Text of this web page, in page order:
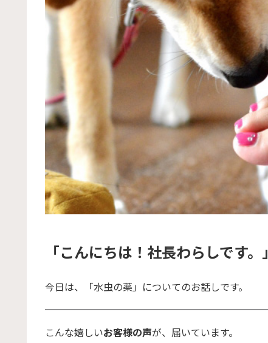
「こんにちは！社長わらしです。」
今日は、「水虫の薬」についてのお話しです。
こんな嬉しいお客様の声が、届いています。